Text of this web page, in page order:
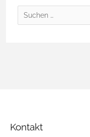
Kontakt